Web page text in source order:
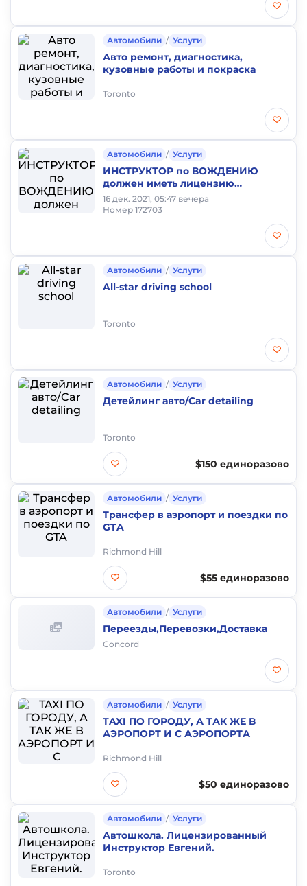
Автомобили / Услуги
Авто ремонт, диагностика,
кузовные работы и покраска
Toronto
Автомобили / Услуги
ИНСТРУКТОР по ВОЖДЕНИЮ
должен иметь лицензию
инструктора! ЛАЙСЕНС
ИНСТРУКТОРА !!!
16 дек. 2021, 05:47 вечера
Номер 172703
Автомобили / Услуги
All-star driving school
Toronto
Автомобили / Услуги
Детейлинг авто/Car detailing
Toronto
$150 единоразово
Автомобили / Услуги
Трансфер в аэропорт и поездки по
GTA
Richmond Hill
$55 единоразово
Автомобили / Услуги
Переезды,Перевозки,Доставка
Concord
Автомобили / Услуги
TAXI ПО ГОРОДУ, А ТАК ЖЕ В
АЭРОПОРТ И С АЭРОПОРТА
Richmond Hill
$50 единоразово
Автомобили / Услуги
Автошкола. Лицензированный
Инструктор Евгений.
Toronto